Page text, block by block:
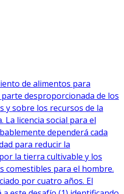
de alimentos para
desproporcionada de los
y sobre los recursos de la
La licencia social para el
dependerá cada
para reducir la
la tierra cultivable y los
comestibles para el hombre.
por cuatro años. El